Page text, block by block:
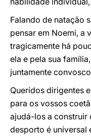
Falando de natação
pensar em Noemi, a
tragicamente há
ela e pela sua
juntamente
Queridos dirigentes
para os vossos
ajudá-los a construir
desporto é universal